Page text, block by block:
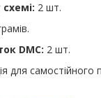
схемі: 2 шт.
DMC: 2 шт.
для самостійного